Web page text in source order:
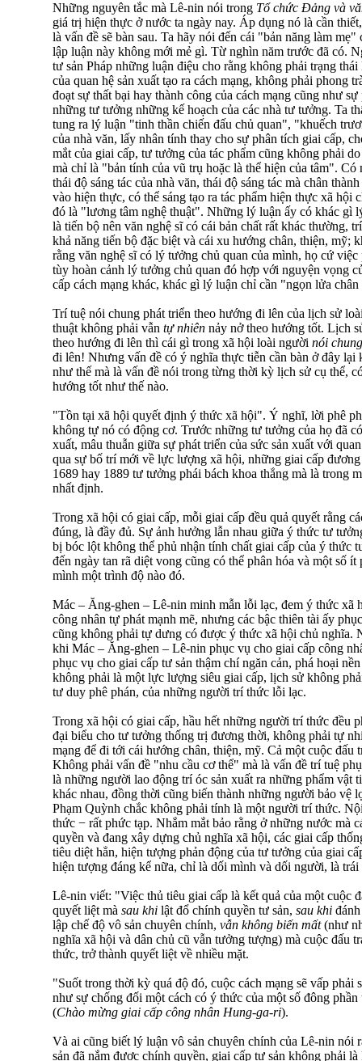
Những nguyên tắc mà Lê-nin nói trong Tổ chức Đảng và
giá trị hiện thực ở nước ta ngày nay. Áp dụng nó là cần
là vấn đề sẽ bàn sau. Ta hãy nói đến cái "bản năng làm
lập luận này không mới mẻ gì. Từ nghìn năm trước đã có.
tư sản Pháp những luận điệu cho rằng không phải trạng
của quan hệ sản xuất tạo ra cách mạng, không phải phong
đoạt sự thất bại hay thành công của cách mạng cũng như
những tư tưởng những kế hoạch của các nhà tư tưởng. Ta
tung ra lý luận "tinh thần chiến đấu chủ quan", "khuếch
của nhà văn, lấy nhân tính thay cho sự phân tích giai cấp,
mắt của giai cấp, tư tưởng của tác phẩm cũng không phải
mà chỉ là "bản tính của vũ trụ hoặc là thể hiện của tâm".
thái độ sáng tác của nhà văn, thái độ sáng tác mà chân
vào hiện thực, có thể sáng tạo ra tác phẩm hiện thực xã
đó là "lương tâm nghệ thuật". Những lý luận ấy có khác gì
là tiến bộ nên văn nghệ sĩ có cái bản chất rất khác thường,
khả năng tiến bộ đặc biệt và cái xu hướng chân, thiện, mỹ;
rằng văn nghệ sĩ có lý tưởng chủ quan của mình, họ cứ
tùy hoàn cảnh lý tưởng chủ quan đó hợp với nguyện vọng
cấp cách mạng khác, khác gì lý luận chỉ cần "ngọn lửa
Trí tuệ nói chung phát triển theo hướng đi lên của lịch sử
thuật không phải vẫn tự nhiên nảy nở theo hướng tốt. Lịch
theo hướng đi lên thì cái gì trong xã hội loài người nói chung
đi lên! Nhưng vấn đề có ý nghĩa thực tiễn cần bàn ở đây lại
như thế mà là vấn đề nói trong từng thời kỳ lịch sử cụ thể,
hướng tốt như thế nào.
"Tồn tại xã hội quyết định ý thức xã hội". Ý nghĩ, lời phê
không tự nó có động cơ. Trước những tư tưởng của họ đã
xuất, mâu thuẫn giữa sự phát triển của sức sản xuất với
qua sự bố trí mới về lực lượng xã hội, những giai cấp
1689 hay 1889 tư tưởng phái bách khoa thắng mà là trong
nhất định.
Trong xã hội có giai cấp, mỗi giai cấp đều quả quyết rằng
đúng, là đầy đủ. Sự ảnh hưởng lẫn nhau giữa ý thức tư
bị bóc lột không thể phủ nhận tính chất giai cấp của ý thức
đến ngày tan rã diệt vong cũng có thể phân hóa và một số
mình một trình độ nào đó.
Mác – Ăng-ghen – Lê-nin minh mẫn lỗi lạc, đem ý thức xã
công nhân tự phát mạnh mẽ, nhưng các bậc thiên tài ấy
cũng không phải tự dưng có được ý thức xã hội chủ nghĩa.
khi Mác – Ăng-ghen – Lê-nin phục vụ cho giai cấp công
phục vụ cho giai cấp tư sản thậm chí ngăn cản, phá hoại
không phải là một lực lượng siêu giai cấp, lịch sử không
tư duy phê phán, của những người trí thức lỗi lạc.
Trong xã hội có giai cấp, hầu hết những người trí thức đều
đại biểu cho tư tưởng thống trị đương thời, không phải tự
mạng để đi tới cái hướng chân, thiện, mỹ. Cả một cuộc đấu
Không phải vấn đề "nhu cầu cơ thể" mà là vấn đề trí tuệ
là những người lao động trí óc sản xuất ra những phẩm vật
khác nhau, đồng thời cũng biến thành những người bảo vệ
Phạm Quỳnh chắc không phải tính là một người trí thức.
thức − rất phức tạp. Nhắm mắt bảo rằng ở những nước mà
quyền và đang xây dựng chủ nghĩa xã hội, các giai cấp
tiêu diệt hẳn, hiện tượng phản động của tư tưởng của giai
hiện tượng đáng kể nữa, chỉ là dối mình và dối người, là
Lê-nin viết: "Việc thủ tiêu giai cấp là kết quả của một cuộc
quyết liệt mà sau khi lật đổ chính quyền tư sản, sau khi
lập chế độ vô sản chuyên chính, vẫn không biến mất(như
nghĩa xã hội và dân chủ cũ vẫn tưởng tượng) mà cuộc đấu
thức, trở thành quyết liệt về nhiều mặt.
"Suốt trong thời kỳ quá độ đó, cuộc cách mạng sẽ vấp phải
như sự chống đối một cách có ý thức của một số đông
(Chào mừng giai cấp công nhân Hung-ga-ri).
Và ai cũng biết lý luận vô sản chuyên chính của Lê-nin nói
sản đã nắm được chính quyền, giai cấp tư sản không phải